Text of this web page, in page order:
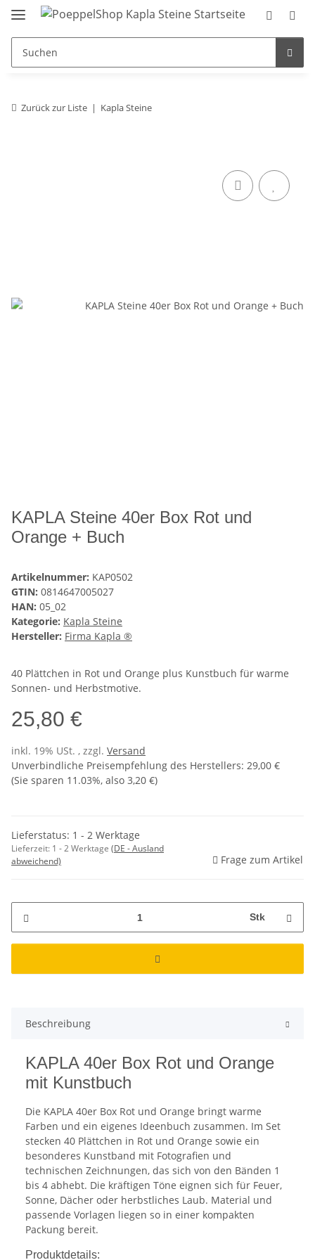
Zurück zur Liste Kapla Steine
KAPLA Steine 40er Box Rot und
Orange + Buch
Artikelnummer: KAP0502
GTIN: 0814647005027
HAN: 05_02
Kategorie: Kapla Steine
Hersteller: Firma Kapla ®
40 Plättchen in Rot und Orange plus Kunstbuch für warme
Sonnen- und Herbstmotive.
25,80 €
inkl. 19% USt. , zzgl. Versand
Unverbindliche Preisempfehlung des Herstellers: 29,00 €
(Sie sparen 11.03%, also 3,20 €)
Lieferstatus: 1 - 2 Werktage
Lieferzeit: 1 - 2 Werktage (DE - Ausland
abweichend)
Frage zum Artikel
Stk
Beschreibung
KAPLA 40er Box Rot und Orange
mit Kunstbuch
Die KAPLA 40er Box Rot und Orange bringt warme
Farben und ein eigenes Ideenbuch zusammen. Im Set
stecken 40 Plättchen in Rot und Orange sowie ein
besonderes Kunstband mit Fotografien und
technischen Zeichnungen, das sich von den Bänden 1
bis 4 abhebt. Die kräftigen Töne eignen sich für Feuer,
Sonne, Dächer oder herbstliches Laub. Material und
passende Vorlagen liegen so in einer kompakten
Packung bereit.
Produktdetails: